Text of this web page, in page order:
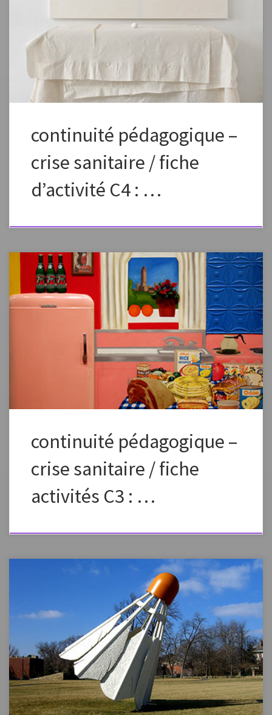
des capacités et des références de vos élèves. Préciser dans l’envoi aux
élèves que ce plan de travail est à effectuer en plusieurs étapes, un peu
chaque jour pour élaborer petit à petit une […]
continuité pédagogique –
crise sanitaire / fiche
d’activité C4 : …
Fiche élaborée dans le cadre de la continuité pédagogique Fiche à
vous approprier en changeant la formulation, les images, en fonction
des capacités et des références de vos élèves. Préciser dans l’envoi aux
élèves que ce plan de travail est à effectuer en plusieurs étapes, un peu
chaque jour pour élaborer petit à petit une […]
continuité pédagogique –
crise sanitaire / fiche
activités C3 : …
Fiche élaborée dans le cadre de la continuité pédagogique Fiche à
vous approprier en changeant la formulation, les images, en fonction
des capacités et des références de vos élèves. Préciser dans l’envoi aux
élèves que ce plan de travail est à effectuer en plusieurs étapes, un peu
chaque jour pour […]